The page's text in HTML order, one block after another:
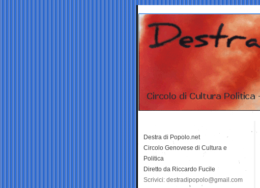
Destra di Popolo.net
Circolo Genovese di Cultura e
Politica
Diretto da Riccardo Fucile
Scrivici: destradipopolo@gmail.com